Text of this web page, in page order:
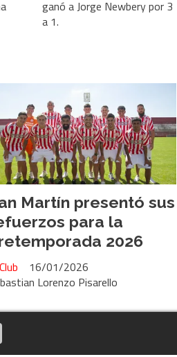
ganó a Jorge Newbery por 3
a 1.
Martín presentó sus
para la
2026
Lorenzo Pisarello
16/01/2026